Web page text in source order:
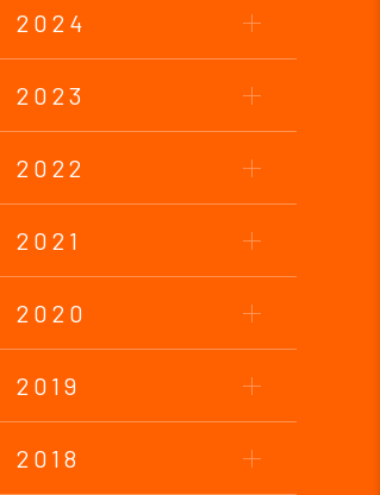
2024
2023
2022
2021
2020
2019
2018